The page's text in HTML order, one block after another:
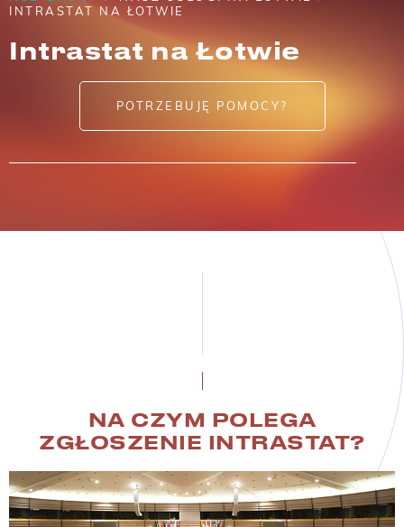
INTRASTAT NA ŁOTWIE
Intrastat na Łotwie
POTRZEBUJĘ POMOCY?
NA CZYM POLEGA
ZGŁOSZENIE INTRASTAT?